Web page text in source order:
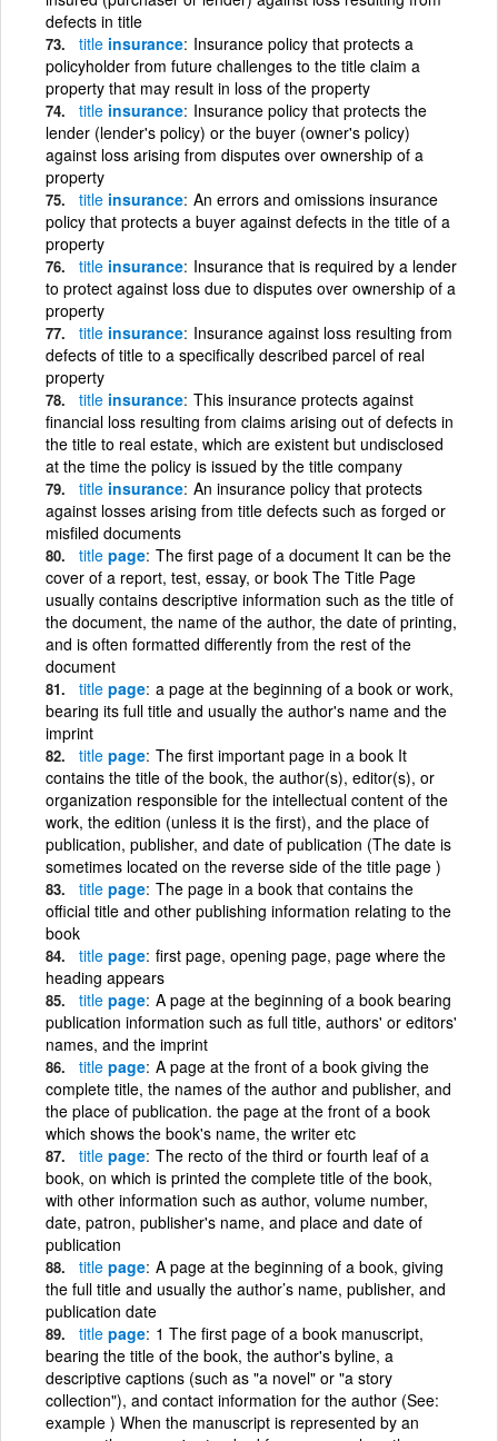
defects in title
title insurance Insurance policy that protects a
policyholder from future challenges to the title claim a
property that may result in loss of the property
title insurance Insurance policy that protects the
lender (lender's policy) or the buyer (owner's policy)
against loss arising from disputes over ownership of a
property
title insurance An errors and omissions insurance
policy that protects a buyer against defects in the title of a
property
title insurance Insurance that is required by a lender
to protect against loss due to disputes over ownership of a
property
title insurance Insurance against loss resulting from
defects of title to a specifically described parcel of real
property
title insurance This insurance protects against
financial loss resulting from claims arising out of defects in
the title to real estate, which are existent but undisclosed
at the time the policy is issued by the title company
title insurance An insurance policy that protects
against losses arising from title defects such as forged or
misfiled documents
title page The first page of a document It can be the
cover of a report, test, essay, or book The Title Page
usually contains descriptive information such as the title of
the document, the name of the author, the date of printing,
and is often formatted differently from the rest of the
document
title page a page at the beginning of a book or work,
bearing its full title and usually the author's name and the
imprint
title page The first important page in a book It
contains the title of the book, the author(s), editor(s), or
organization responsible for the intellectual content of the
work, the edition (unless it is the first), and the place of
publication, publisher, and date of publication (The date is
sometimes located on the reverse side of the title page )
title page The page in a book that contains the
official title and other publishing information relating to the
book
title page first page, opening page, page where the
heading appears
title page A page at the beginning of a book bearing
publication information such as full title, authors' or editors'
names, and the imprint
title page A page at the front of a book giving the
complete title, the names of the author and publisher, and
the place of publication. the page at the front of a book
which shows the book's name, the writer etc
title page The recto of the third or fourth leaf of a
book, on which is printed the complete title of the book,
with other information such as author, volume number,
date, patron, publisher's name, and place and date of
publication
title page A page at the beginning of a book, giving
the full title and usually the author’s name, publisher, and
publication date
title page 1 The first page of a book manuscript,
bearing the title of the book, the author's byline, a
descriptive captions (such as "a novel" or "a story
collection"), and contact information for the author (See:
example ) When the manuscript is represented by an